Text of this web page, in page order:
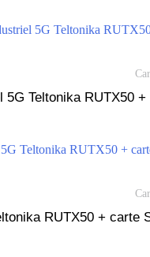
5G Teltonika RUTX50
RUTX50 + carte